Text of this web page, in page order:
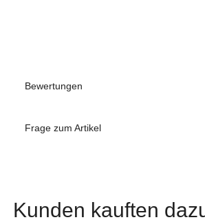
Bewertungen
Frage zum Artikel
Kunden kauften